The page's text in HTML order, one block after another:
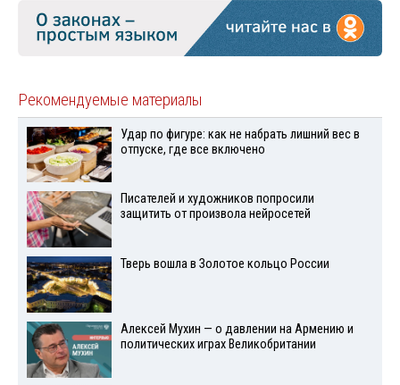
Рекомендуемые материалы
Удар по фигуре: как не набрать лишний вес в
отпуске, где все включено
Писателей и художников попросили
защитить от произвола нейросетей
Тверь вошла в Золотое кольцо России
Алексей Мухин — о давлении на Армению и
политических играх Великобритании